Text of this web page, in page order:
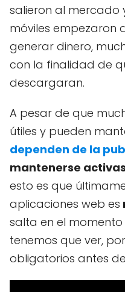
salieron al mercado
móviles empezaron
generar dinero,
con la finalidad de
descargaran.
A pesar de que
útiles y pueden
dependen de la
mantenerse
esto es que
aplicaciones web es
salta en el
tenemos que ver,
obligatorios antes